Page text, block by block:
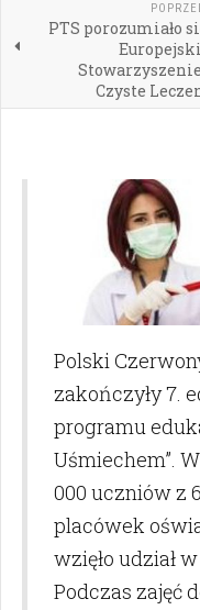
PTS porozumiało
Czyste
Polski
zakończyły 7.
programu
Uśmiechem”.
000 uczniów z
placówek
wzięło udział
Podczas zajęć